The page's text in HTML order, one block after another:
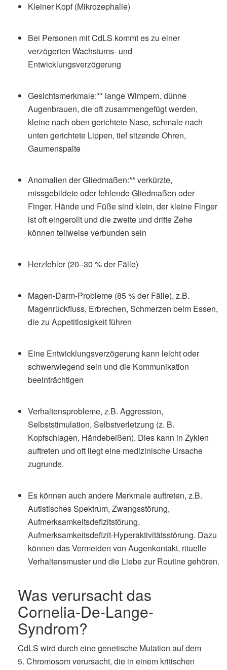
Kleiner Kopf (Mikrozephalie)
Bei Personen mit CdLS kommt es zu einer
verzögerten Wachstums- und
Entwicklungsverzögerung
Gesichtsmerkmale:** lange Wimpern, dünne
Augenbrauen, die oft zusammengefügt werden,
kleine nach oben gerichtete Nase, schmale nach
unten gerichtete Lippen, tief sitzende Ohren,
Gaumenspalte
Anomalien der Gliedmaßen:** verkürzte,
missgebildete oder fehlende Gliedmaßen oder
Finger. Hände und Füße sind klein, der kleine Finger
ist oft eingerollt und die zweite und dritte Zehe
können teilweise verbunden sein
Herzfehler (20–30 % der Fälle)
Magen-Darm-Probleme (85 % der Fälle), z.B.
Magenrückfluss, Erbrechen, Schmerzen beim Essen,
die zu Appetitlosigkeit führen
Eine Entwicklungsverzögerung kann leicht oder
schwerwiegend sein und die Kommunikation
beeinträchtigen
Verhaltensprobleme, z.B. Aggression,
Selbststimulation, Selbstverletzung (z. B.
Kopfschlagen, Händebeißen). Dies kann in Zyklen
auftreten und oft liegt eine medizinische Ursache
zugrunde.
Es können auch andere Merkmale auftreten, z.B.
Autistisches Spektrum, Zwangsstörung,
Aufmerksamkeitsdefizitstörung,
Aufmerksamkeitsdefizit-Hyperaktivitätsstörung. Dazu
können das Vermeiden von Augenkontakt, rituelle
Verhaltensmuster und die Liebe zur Routine gehören.
Was verursacht das
Cornelia-De-Lange-
Syndrom?
CdLS wird durch eine genetische Mutation auf dem
5. Chromosom verursacht, die in einem kritischen